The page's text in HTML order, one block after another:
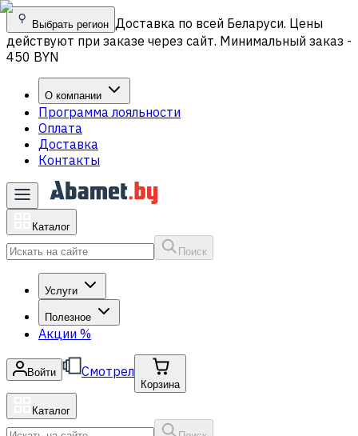
Выбрать регион Доставка по всей Беларуси. Цены
действуют при заказе через сайт. Минимальный заказ -
450 BYN
О компании
Программа лояльности
Оплата
Доставка
Контакты
Каталог
Поиск
Услуги
Полезное
Акции %
Войти Смотрел
Корзина
Каталог